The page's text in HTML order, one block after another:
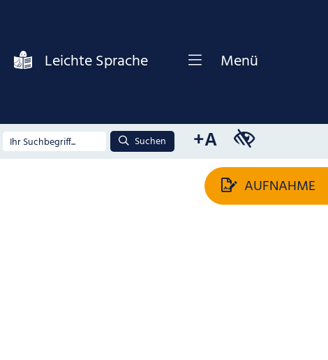
Leichte Sprache Menü
Suchen +A
AUFNAHME